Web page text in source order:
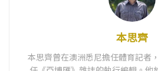
本思齊
本思齊曾在澳洲悉尼擔任體育記者